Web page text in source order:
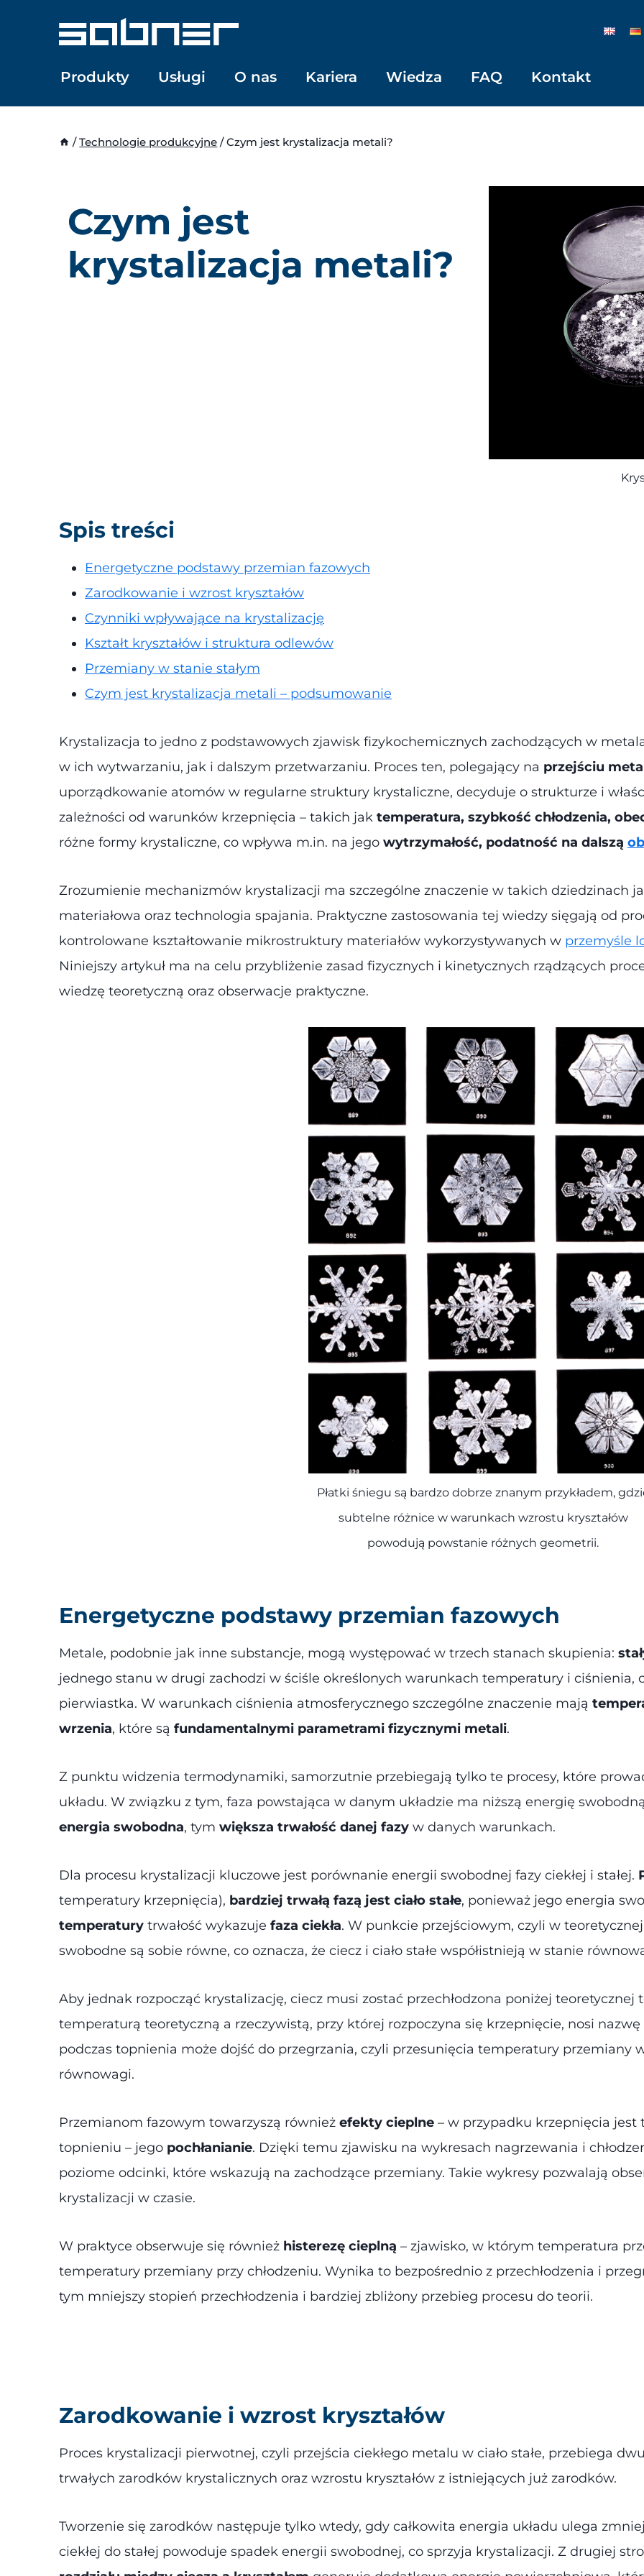
Produkty Usługi O nas Kariera Wiedza FAQ Kontakt
/ Technologie produkcyjne / Czym jest krystalizacja metali?
Czym jest
krystalizacja metali?
Spis treści
Energetyczne podstawy przemian fazowych
Zarodkowanie i wzrost kryształów
Czynniki wpływające na krystalizację
Kształt kryształów i struktura odlewów
Przemiany w stanie stałym
Czym jest krystalizacja metali – podsumowanie
Krystalizacja to jedno z podstawowych zjawisk fizykochemicznych zachodzących w
w ich wytwarzaniu, jak i dalszym przetwarzaniu. Proces ten, polegający na przejściu
uporządkowanie atomów w regularne struktury krystaliczne, decyduje o strukturze i
zależności od warunków krzepnięcia – takich jak temperatura, szybkość chłodzenia,
różne formy krystaliczne, co wpływa m.in. na jego wytrzymałość, podatność na dalszą
Zrozumienie mechanizmów krystalizacji ma szczególne znaczenie w takich dziedzinach
materiałowa oraz technologia spajania. Praktyczne zastosowania tej wiedzy sięgają od
kontrolowane kształtowanie mikrostruktury materiałów wykorzystywanych w przemyśle
Niniejszy artykuł ma na celu przybliżenie zasad fizycznych i kinetycznych rządzących
wiedzę teoretyczną oraz obserwacje praktyczne.
Płatki śniegu są bardzo dobrze znanym przykładem,
subtelne różnice w warunkach wzrostu kryształów
powodują powstanie różnych geometrii.
Energetyczne podstawy przemian fazowych
Metale, podobnie jak inne substancje, mogą występować w trzech stanach skupienia:
jednego stanu w drugi zachodzi w ściśle określonych warunkach temperatury i ciśnienia,
pierwiastka. W warunkach ciśnienia atmosferycznego szczególne znaczenie mają
wrzenia, które są fundamentalnymi parametrami fizycznymi metali.
Z punktu widzenia termodynamiki, samorzutnie przebiegają tylko te procesy, które
układu. W związku z tym, faza powstająca w danym układzie ma niższą energię
energia swobodna, tym większa trwałość danej fazy w danych warunkach.
Dla procesu krystalizacji kluczowe jest porównanie energii swobodnej fazy ciekłej i stałej.
temperatury krzepnięcia), bardziej trwałą fazą jest ciało stałe, ponieważ jego energia
temperatury trwałość wykazuje faza ciekła. W punkcie przejściowym, czyli w
swobodne są sobie równe, co oznacza, że ciecz i ciało stałe współistnieją w stanie
Aby jednak rozpocząć krystalizację, ciecz musi zostać przechłodzona poniżej
temperaturą teoretyczną a rzeczywistą, przy której rozpoczyna się krzepnięcie, nosi
podczas topnienia może dojść do przegrzania, czyli przesunięcia temperatury
równowagi.
Przemianom fazowym towarzyszą również efekty cieplne – w przypadku krzepnięcia jest
topnieniu – jego pochłanianie. Dzięki temu zjawisku na wykresach nagrzewania i
poziome odcinki, które wskazują na zachodzące przemiany. Takie wykresy pozwalają
krystalizacji w czasie.
W praktyce obserwuje się również histerezę cieplną – zjawisko, w którym temperatura
temperatury przemiany przy chłodzeniu. Wynika to bezpośrednio z przechłodzenia i
tym mniejszy stopień przechłodzenia i bardziej zbliżony przebieg procesu do teorii.
Zarodkowanie i wzrost kryształów
Proces krystalizacji pierwotnej, czyli przejścia ciekłego metalu w ciało stałe, przebiega
trwałych zarodków krystalicznych oraz wzrostu kryształów z istniejących już zarodków.
Tworzenie się zarodków następuje tylko wtedy, gdy całkowita energia układu ulega
ciekłej do stałej powoduje spadek energii swobodnej, co sprzyja krystalizacji. Z drugiej